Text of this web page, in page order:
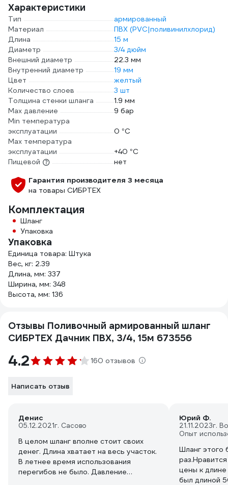
Характеристики
Тип
армированный
Материал
ПВХ (PVC|поливинилхлорид)
Длина
15 м
Диаметр
3/4 дюйм
Внешний диаметр
22.3 мм
Внутренний диаметр
19 мм
Цвет
желтый
Количество слоев
3 шт
Толщина стенки шланга
1.9 мм
Max давление
9 бар
Min температура
эксплуатации
0 °С
Мах температура
эксплуатации
+40 °С
Пищевой
нет
Гарантия производителя 3 месяца
на товары СИБРТЕХ
Комплектация
Шланг
Упаковка
Упаковка
Единица товара: Штука
Вес, кг: 2.39
Длина, мм: 337
Ширина, мм: 348
Высота, мм: 136
Отзывы Поливочный армированный шланг
СИБРТЕХ Дачник ПВХ, 3/4, 15м 673556
4.2 160 отзывов
Написать отзыв
Денис
05.12.2021г. Сасово
В целом шланг вполне стоит своих
денег. Длина хватает на весь участок.
В летнее время использования
перегибов не было. Давление
Юрий Ф.
21.11.2023г.
Опыт
Шланг этого
цены к
был длиной